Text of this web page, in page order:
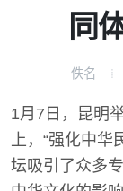
同
佚名
1月7日，昆明
上，“强化中华
坛吸引了众多